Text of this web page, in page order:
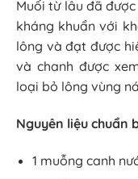
Muối từ lâu đã
kháng khuẩn với
lông và đạt được
và chanh được
loại bỏ lông vùng
Nguyên liệu chuẩn
1 muỗng canh